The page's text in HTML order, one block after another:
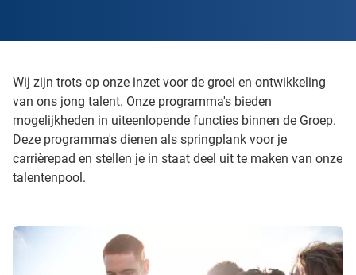
Wij zijn trots op onze inzet voor de groei en ontwikkeling
van ons jong talent. Onze programma's bieden
mogelijkheden in uiteenlopende functies binnen de Groep.
Deze programma's dienen als springplank voor je
carrièrepad en stellen je in staat deel uit te maken van onze
talentenpool.